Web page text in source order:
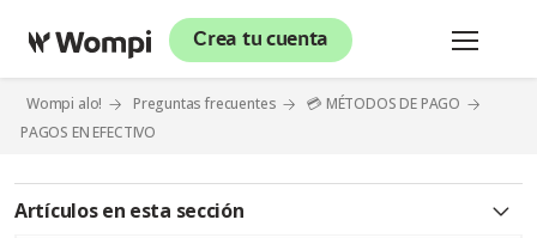
Crea tu cuenta
Wompi alo! Preguntas frecuentes
💳 MÉTODOS DE PAGO
PAGOS EN EFECTIVO
Artículos en esta sección